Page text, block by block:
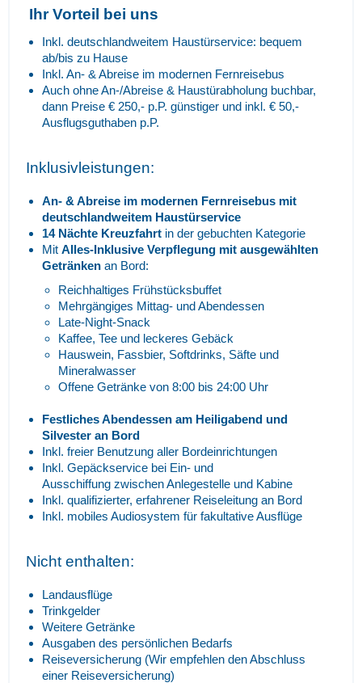
Ihr Vorteil bei uns
Inkl. deutschlandweitem Haustürservice: bequem
ab/bis zu Hause
Inkl. An- & Abreise im modernen Fernreisebus
Auch ohne An-/Abreise & Haustürabholung buchbar,
dann Preise € 250,- p.P. günstiger und inkl. € 50,-
Ausflugsguthaben p.P.
Inklusivleistungen:
An- & Abreise im modernen Fernreisebus mit
deutschlandweitem Haustürservice
14Nächte Kreuzfahrt in der gebuchten Kategorie
Mit Alles-Inklusive Verpflegung mit ausgewählten
Getränken an Bord:
Reichhaltiges Frühstücksbuffet
Mehrgängiges Mittag- und Abendessen
Late-Night-Snack
Kaffee, Tee und leckeres Gebäck
Hauswein, Fassbier, Softdrinks, Säfte und
Mineralwasser
Offene Getränke von 8:00 bis 24:00 Uhr
Festliches Abendessen am Heiligabend und
Silvester an Bord
Inkl. freier Benutzung aller Bordeinrichtungen
Inkl. Gepäckservice bei Ein- und
Ausschiffung zwischen Anlegestelle und Kabine
Inkl. qualifizierter, erfahrener Reiseleitung an Bord
Inkl. mobiles Audiosystem für fakultative Ausflüge
Nicht enthalten:
Landausflüge
Trinkgelder
Weitere Getränke
Ausgaben des persönlichen Bedarfs
Reiseversicherung (Wir empfehlen den Abschluss
einer Reiseversicherung)